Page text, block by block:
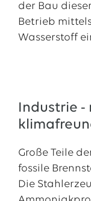
der Bau
Betrieb
Wasserstoff
Industrie -
Große Teile
fossile
Die